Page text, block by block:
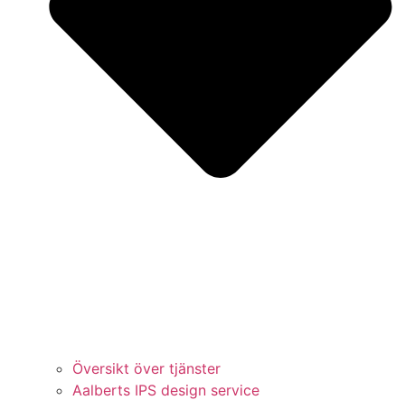
Översikt över tjänster
Aalberts IPS design service